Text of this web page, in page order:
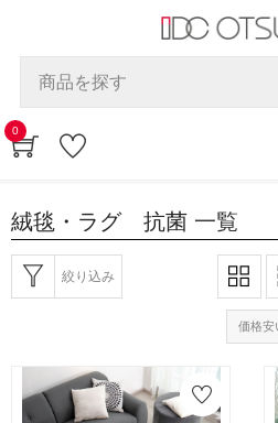
0
絨毯・ラグ 抗菌 一覧
絞り込み
価格安